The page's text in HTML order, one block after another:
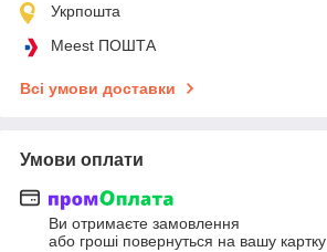
Укрпошта
Meest ПОШТА
Всі умови доставки
Умови оплати
Ви отримаєте замовлення
або гроші повернуться на вашу картку